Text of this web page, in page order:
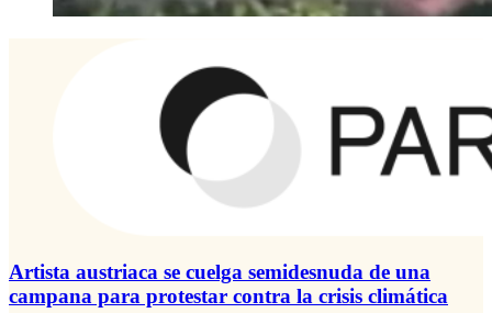
Artista austriaca se cuelga semidesnuda de una
campana para protestar contra la crisis climática